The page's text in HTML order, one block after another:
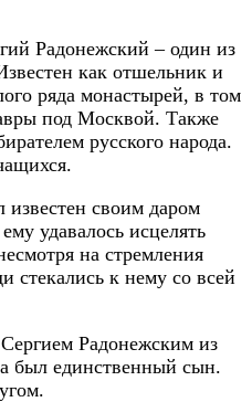
Радонежский – один из
как отшельник и
ряда монастырей, в том
под Москвой. Также
русского народа.
своим даром
удавалось исцелять
на стремления
стекались к нему со всей
Радонежским из
был единственный сын.